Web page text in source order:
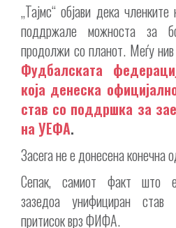
„Тајмс“ објави дека
поддржале можноста за
продолжи со планот. Меѓу
Фудбалската
која денеска
став со поддршка за
на УЕФА.
Засега не е донесена конечна
Сепак, самиот факт што
зазедоа унифициран став
притисок врз ФИФА.